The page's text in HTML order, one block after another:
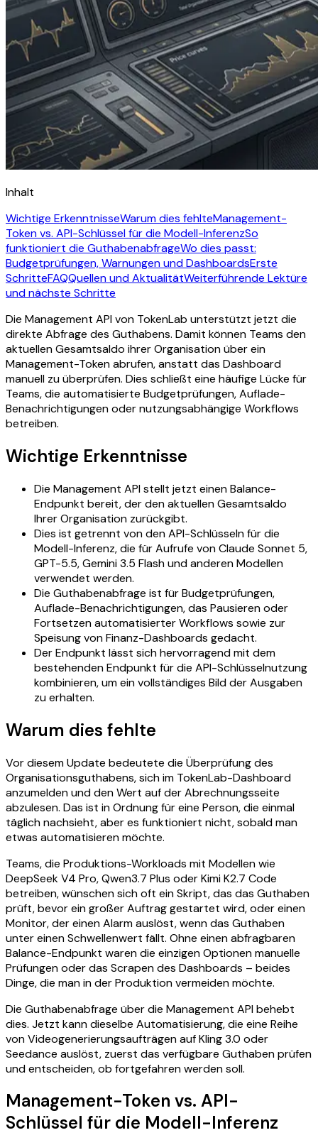
Inhalt
Wichtige ErkenntnisseWarum dies fehlteManagement-
Token vs. API-Schlüssel für die Modell-InferenzSo
funktioniert die GuthabenabfrageWo dies passt:
Budgetprüfungen, Warnungen und DashboardsErste
SchritteFAQQuellen und AktualitätWeiterführende Lektüre
und nächste Schritte
Die Management API von TokenLab unterstützt jetzt die
direkte Abfrage des Guthabens. Damit können Teams den
aktuellen Gesamtsaldo ihrer Organisation über ein
Management-Token abrufen, anstatt das Dashboard
manuell zu überprüfen. Dies schließt eine häufige Lücke für
Teams, die automatisierte Budgetprüfungen, Auflade-
Benachrichtigungen oder nutzungsabhängige Workflows
betreiben.
Wichtige Erkenntnisse
Die Management API stellt jetzt einen Balance-
Endpunkt bereit, der den aktuellen Gesamtsaldo
Ihrer Organisation zurückgibt.
Dies ist getrennt von den API-Schlüsseln für die
Modell-Inferenz, die für Aufrufe von Claude Sonnet 5,
GPT-5.5, Gemini 3.5 Flash und anderen Modellen
verwendet werden.
Die Guthabenabfrage ist für Budgetprüfungen,
Auflade-Benachrichtigungen, das Pausieren oder
Fortsetzen automatisierter Workflows sowie zur
Speisung von Finanz-Dashboards gedacht.
Der Endpunkt lässt sich hervorragend mit dem
bestehenden Endpunkt für die API-Schlüsselnutzung
kombinieren, um ein vollständiges Bild der Ausgaben
zu erhalten.
Warum dies fehlte
Vor diesem Update bedeutete die Überprüfung des
Organisationsguthabens, sich im TokenLab-Dashboard
anzumelden und den Wert auf der Abrechnungsseite
abzulesen. Das ist in Ordnung für eine Person, die einmal
täglich nachsieht, aber es funktioniert nicht, sobald man
etwas automatisieren möchte.
Teams, die Produktions-Workloads mit Modellen wie
DeepSeek V4 Pro, Qwen3.7 Plus oder Kimi K2.7 Code
betreiben, wünschen sich oft ein Skript, das das Guthaben
prüft, bevor ein großer Auftrag gestartet wird, oder einen
Monitor, der einen Alarm auslöst, wenn das Guthaben
unter einen Schwellenwert fällt. Ohne einen abfragbaren
Balance-Endpunkt waren die einzigen Optionen manuelle
Prüfungen oder das Scrapen des Dashboards – beides
Dinge, die man in der Produktion vermeiden möchte.
Die Guthabenabfrage über die Management API behebt
dies. Jetzt kann dieselbe Automatisierung, die eine Reihe
von Videogenerierungsaufträgen auf Kling 3.0 oder
Seedance auslöst, zuerst das verfügbare Guthaben prüfen
und entscheiden, ob fortgefahren werden soll.
Management-Token vs. API-
Schlüssel für die Modell-Inferenz